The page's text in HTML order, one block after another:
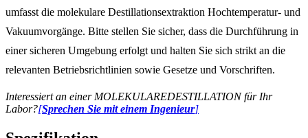
umfasst die molekulare Destillationsextraktion Hochtemperatur- und
Vakuumvorgänge. Bitte stellen Sie sicher, dass die Durchführung in
einer sicheren Umgebung erfolgt und halten Sie sich strikt an die
relevanten Betriebsrichtlinien sowie Gesetze und Vorschriften.
Interessiert an einer MOLEKULAREDESTILLATION für Ihr
Labor?[Sprechen Sie mit einem Ingenieur]